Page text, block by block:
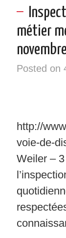
métier
Posted on
http://
voie-de-
Weiler –